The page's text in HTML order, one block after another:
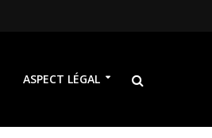
ASPECT LÉGAL